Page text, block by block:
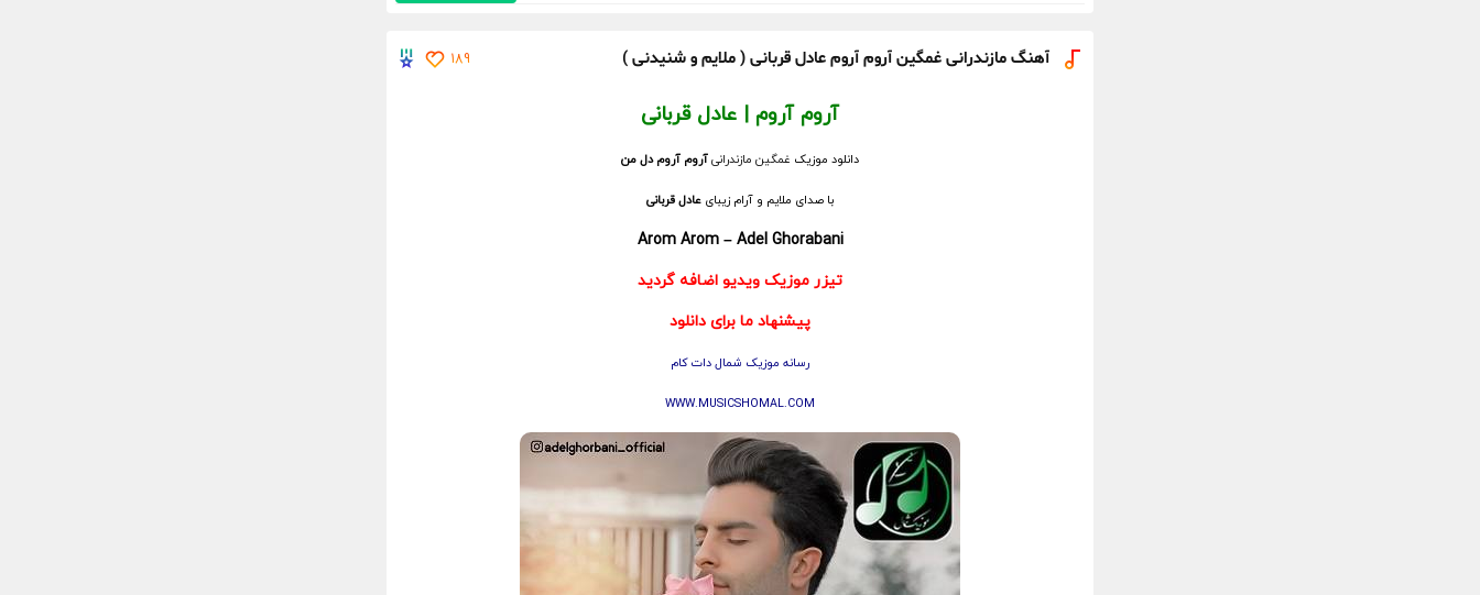
آهنگ مازندرانی غمگین آروم آروم عادل قربانی ( ملایم و شنیدنی ) 189
آروم آروم | عادل قربانی
دانلود موزیک غمگین مازندرانی آروم آروم دل من
با صدای ملایم و آرام زیبای عادل قربانی
Arom Arom – Adel Ghorabani
تیزر موزیک ویدیو اضافه گردید
پیشنهاد ما برای دانلود
رسانه موزیک شمال دات کام
WWW.MUSICSHOMAL.COM